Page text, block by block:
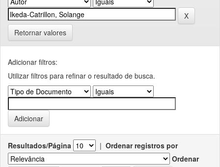
Retornar valores
Adicionar filtros:
Utilizar filtros para refinar o resultado de busca.
Resultados/Página | Ordenar registros por
Ordenar